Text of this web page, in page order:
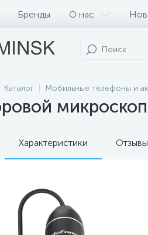
Бренды О нас
Каталог Мобильные телефоны и
Характеристики Отзывы